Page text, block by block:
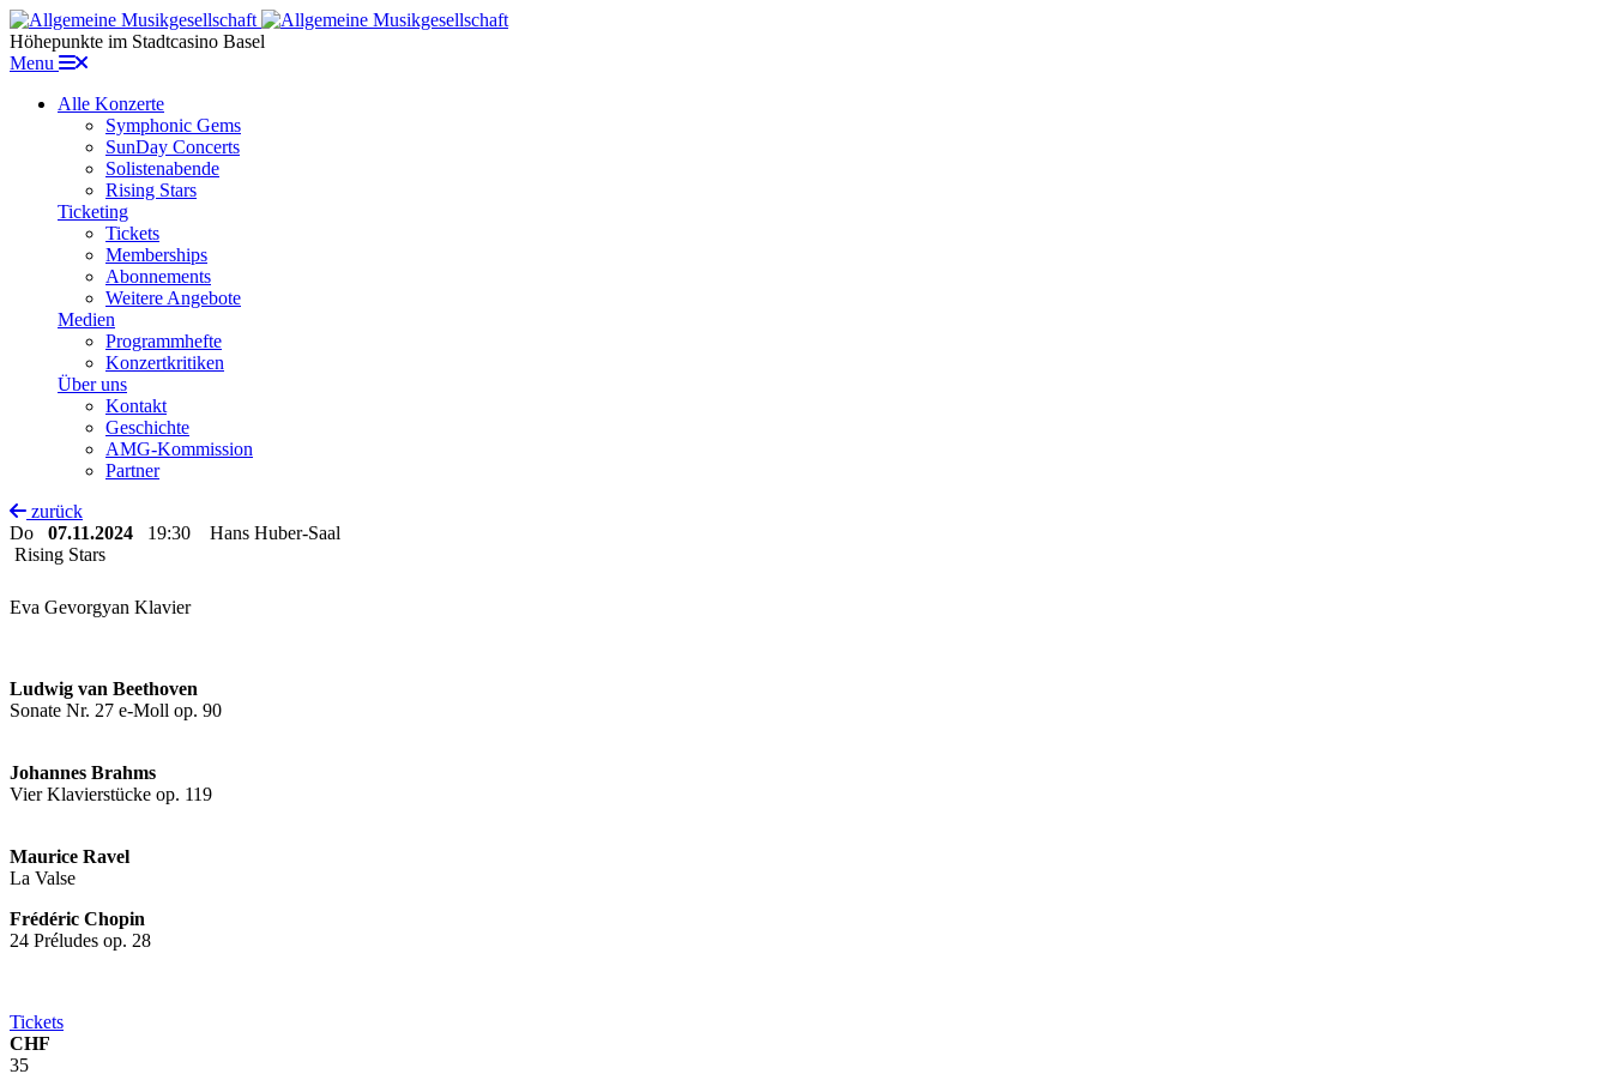
Höhepunkte im Stadtcasino Basel
Menu
Alle Konzerte
Symphonic Gems
SunDay Concerts
Solistenabende
Rising Stars
Ticketing
Tickets
Memberships
Abonnements
Weitere Angebote
Medien
Programmhefte
Konzertkritiken
Über uns
Kontakt
Geschichte
AMG-Kommission
Partner
zurück
Do 07.11.2024 19:30 Hans Huber-Saal
Rising Stars
Eva Gevorgyan Klavier
Ludwig van Beethoven
Sonate Nr. 27 e-Moll op. 90
Johannes Brahms
Vier Klavierstücke op. 119
Maurice Ravel
La Valse
Frédéric Chopin
24 Préludes op. 28
Tickets
CHF
35